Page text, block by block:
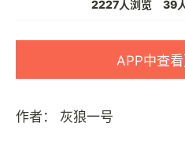
2227人浏览 39
APP中查
作者： 灰狼一号